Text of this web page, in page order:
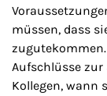
müssen, dass
Aufschlüsse
Kollegen, wann